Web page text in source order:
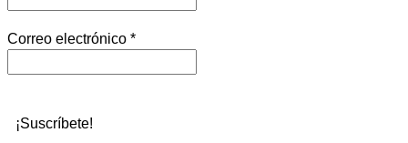
Correo electrónico *